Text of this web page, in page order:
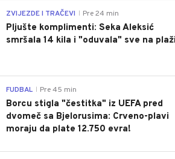
ZVIJEZDE I TRAČEVI Pre 24 min
Pljušte komplimenti: Seka Aleksić
smršala 14 kila i "oduvala" sve na plaži
FUDBAL Pre 45 min
Borcu stigla "čestitka" iz UEFA pred
dvomeč sa Bjelorusima: Crveno-plavi
moraju da plate 12.750 evra!